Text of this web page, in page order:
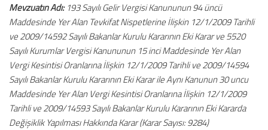
Mevzuatın Adı:193 Sayılı Gelir Vergisi Kanununun 94 üncü
Maddesinde Yer Alan Tevkifat Nispetlerine İlişkin 12/1/2009 Tarihli
ve 2009/14592 Sayılı Bakanlar Kurulu Kararının Eki Karar ve 5520
Sayılı Kurumlar Vergisi Kanununun 15 inci Maddesinde Yer Alan
Vergi Kesintisi Oranlarına İlişkin 12/1/2009 Tarihli ve 2009/14594
Sayılı Bakanlar Kurulu Kararının Eki Karar ile Aynı Kanunun 30 uncu
Maddesinde Yer Alan Vergi Kesintisi Oranlarına İlişkin 12/1/2009
Tarihli ve 2009/14593 Sayılı Bakanlar Kurulu Kararının Eki Kararda
Değişiklik Yapılması Hakkında Karar (Karar Sayısı: 9284)